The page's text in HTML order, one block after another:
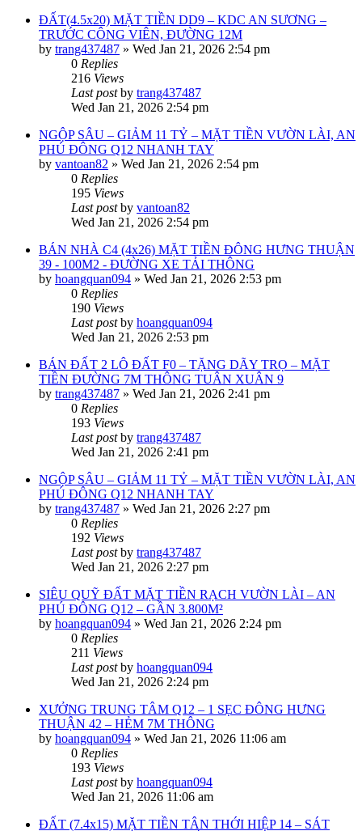
ĐẤT(4.5x20) MẶT TIỀN DD9 – KDC AN SƯƠNG –
TRƯỚC CÔNG VIÊN, ĐƯỜNG 12M
by trang437487 » Wed Jan 21, 2026 2:54 pm
0 Replies
216 Views
Last postby trang437487
Wed Jan 21, 2026 2:54 pm
NGỘP SÂU – GIẢM 11 TỶ – MẶT TIỀN VƯỜN LÀI, AN
PHÚ ĐÔNG Q12 NHANH TAY
by vantoan82 » Wed Jan 21, 2026 2:54 pm
0 Replies
195 Views
Last postby vantoan82
Wed Jan 21, 2026 2:54 pm
BÁN NHÀ C4 (4x26) MẶT TIỀN ĐÔNG HƯNG THUẬN
39 - 100M2 - ĐƯỜNG XE TẢI THÔNG
by hoangquan094 » Wed Jan 21, 2026 2:53 pm
0 Replies
190 Views
Last postby hoangquan094
Wed Jan 21, 2026 2:53 pm
BÁN ĐẤT 2 LÔ ĐẤT F0 – TẶNG DÃY TRỌ – MẶT
TIỀN ĐƯỜNG 7M THÔNG TUÂN XUÂN 9
by trang437487 » Wed Jan 21, 2026 2:41 pm
0 Replies
193 Views
Last postby trang437487
Wed Jan 21, 2026 2:41 pm
NGỘP SÂU – GIẢM 11 TỶ – MẶT TIỀN VƯỜN LÀI, AN
PHÚ ĐÔNG Q12 NHANH TAY
by trang437487 » Wed Jan 21, 2026 2:27 pm
0 Replies
192 Views
Last postby trang437487
Wed Jan 21, 2026 2:27 pm
SIÊU QUỸ ĐẤT MẶT TIỀN RẠCH VƯỜN LÀI – AN
PHÚ ĐÔNG Q12 – GẦN 3.800M²
by hoangquan094 » Wed Jan 21, 2026 2:24 pm
0 Replies
211 Views
Last postby hoangquan094
Wed Jan 21, 2026 2:24 pm
XƯỞNG TRUNG TÂM Q12 – 1 SẸC ĐÔNG HƯNG
THUẬN 42 – HẺM 7M THÔNG
by hoangquan094 » Wed Jan 21, 2026 11:06 am
0 Replies
193 Views
Last postby hoangquan094
Wed Jan 21, 2026 11:06 am
ĐẤT (7.4x15) MẶT TIỀN TÂN THỚI HIỆP 14 – SÁT